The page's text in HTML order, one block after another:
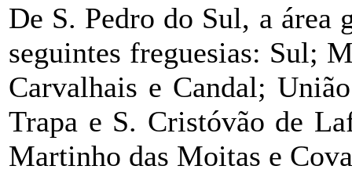
De S. Pedro do Sul, a área
seguintes freguesias: Sul;
Carvalhais e Candal;
Trapa e S. Cristóvão de
Martinho das Moitas e